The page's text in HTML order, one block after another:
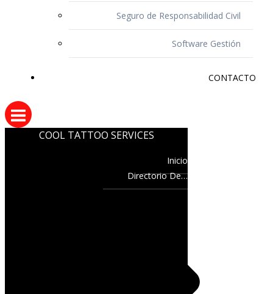
Seguro de Responsabilidad Civil
Software Gestión
CONTACTO
COOL TATTOO SERVICES
Inicio
Directorio De…